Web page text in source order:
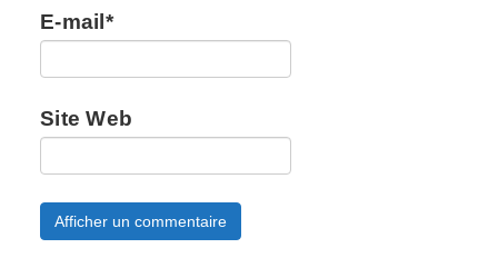
E-mail *
Site Web